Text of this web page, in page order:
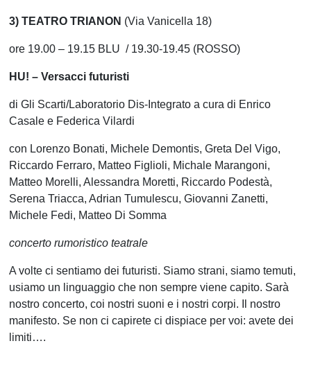
3) TEATRO TRIANON (Via Vanicella 18)
ore 19.00 – 19.15 BLU / 19.30-19.45 (ROSSO)
HU! – Versacci futuristi
di Gli Scarti/Laboratorio Dis-Integrato a cura di Enrico
Casale e Federica Vilardi
con Lorenzo Bonati, Michele Demontis, Greta Del Vigo,
Riccardo Ferraro, Matteo Figlioli, Michale Marangoni,
Matteo Morelli, Alessandra Moretti, Riccardo Podestà,
Serena Triacca, Adrian Tumulescu, Giovanni Zanetti,
Michele Fedi, Matteo Di Somma
concerto rumoristico teatrale
A volte ci sentiamo dei futuristi. Siamo strani, siamo temuti,
usiamo un linguaggio che non sempre viene capito. Sarà
nostro concerto, coi nostri suoni e i nostri corpi. Il nostro
manifesto. Se non ci capirete ci dispiace per voi: avete dei
limiti….